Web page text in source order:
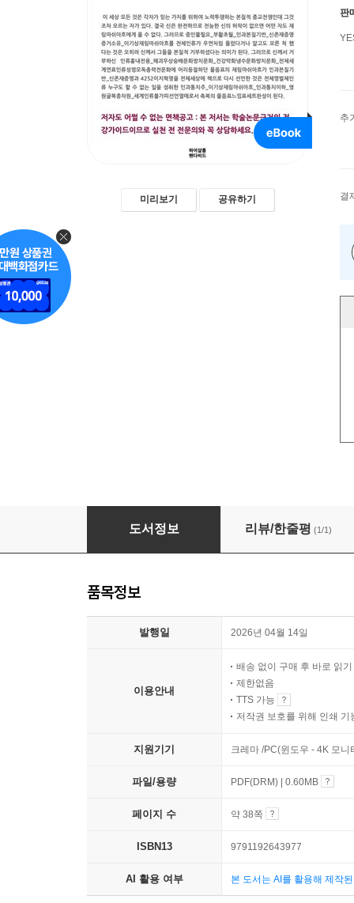
미리보기 공유하기
판
추
결
4252이지혁명:42-52온도 물로 지키는 이지
도서정보 리뷰/한줄평 (1/1)
품목정보
발행일 2026년 04월 14일
이용안내
배송 없이 구매 후 바로 읽기
제한없음
TTS 가능
저작권 보호를 위해 인쇄 기
지원기기 크레마 /PC(윈도우 - 4K 모
파일/용량 PDF(DRM) | 0.60MB
페이지 수 약 38쪽
ISBN13 9791192643977
AI 활용 여부 본 도서는 AI를 활용해 제작